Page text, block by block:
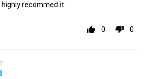
highly recommed it.
0 0